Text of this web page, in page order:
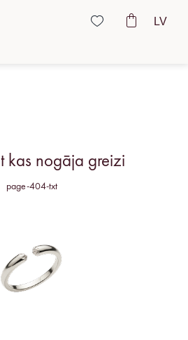
LV
kas nogāja greizi
page-404-txt